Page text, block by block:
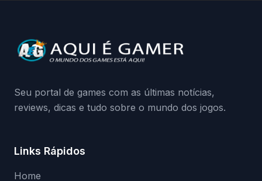
da Playground: negação do preload,
medidas contra acessos não autorizados
Seu portal de games com as últimas notícias,
reviews, dicas e tudo sobre o mundo dos jogos.
Links Rápidos
Home